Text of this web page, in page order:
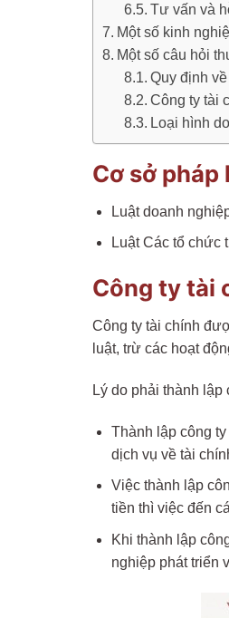
Tư vấn và
Một số kinh
Một số câu hỏi
Quy định
Công ty tài
Loại hình
Cơ sở pháp
Luật doanh
Luật Các tổ chức
Công ty tài
Công ty tài chính
luật, trừ các hoạt
Lý do phải thành lập
Thành lập công
dịch vụ về tài
Việc thành lập
tiền thì việc đến
Khi thành lập
nghiệp phát triển